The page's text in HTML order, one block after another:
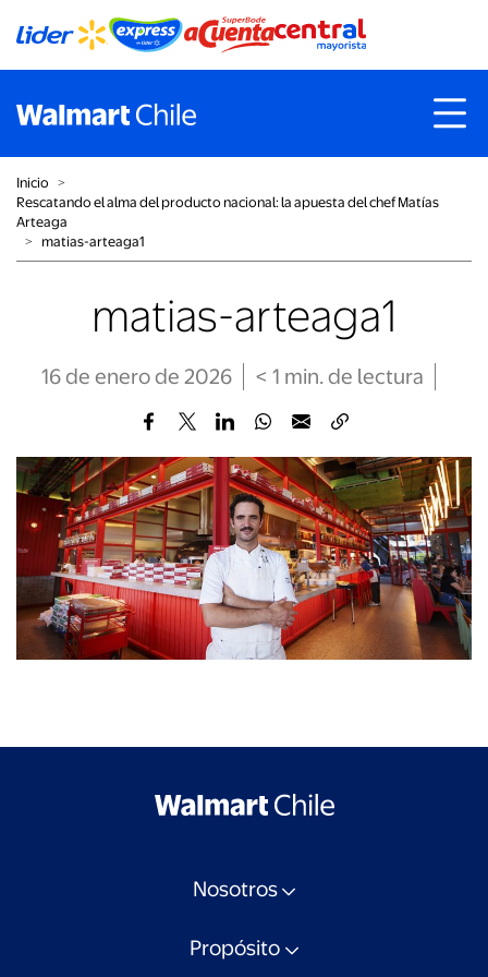
Inicio ˃
Rescatando el alma del producto nacional: la apuesta del chef Matías
Arteaga
˃ matias-arteaga1
matias-arteaga1
16 de enero de 2026 < 1 min. de lectura
Nosotros
Propósito